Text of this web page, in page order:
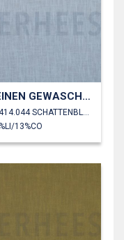
LEINEN GEWASCHEN 230 GM2
13%CO